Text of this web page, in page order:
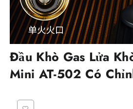
Đầu Khò Gas Lửa
Mini AT-502 Có